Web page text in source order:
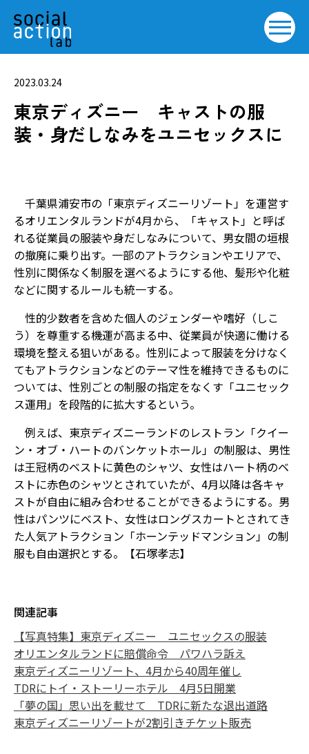
2023.03.24
東京ディズニー キャストの服
装・身だしなみをユニセックスに
千葉県浦安市の「東京ディズニーリゾート」を運営す
るオリエンタルランドが4月から、「キャスト」と呼ば
れる従業員の服装や身だしなみについて、男女間の垣根
の撤廃に乗り出す。一部のアトラクションやエリアで、
性別に関係なく制服を選べるようにする他、髪形や化粧
などに関するルールも統一する。
性的少数者を含めた個人のジェンダーや嗜好（しこ
う）を尊重する機運が高まる中、従業員が快適に働ける
環境を整える狙いがある。性別によって服装を分けなく
てもアトラクションなどのテーマ性を維持できるものに
ついては、性別ごとの制服の指定をなくす「ユニセック
ス運用」を段階的に拡大するという。
例えば、東京ディズニーランドのレストラン「クイー
ン・オブ・ハートのバンケットホール」の制服は、男性
は王冠柄のベストに黄色のシャツ、女性はハート柄のベ
ストに赤色のシャツとされていたが、4月以降は各キャ
ストが自由に組み合わせることができるようにする。男
性はパンツにベスト、女性はロングスカートとされてき
た人気アトラクション「ホーンテッドマンション」の制
服も自由選択とする。【石塚孝志】
関連記事
【写真特集】東京ディズニー ユニセックスの服装
オリエンタルランドに賠償命令 パワハラ訴え
東京ディズニーリゾート、4月から40周年催し
TDRにトイ・ストーリーホテル 4月5日開業
「夢の国」思い出を載せて TDRに新たな退出道路
東京ディズニーリゾートが2割引きチケット販売